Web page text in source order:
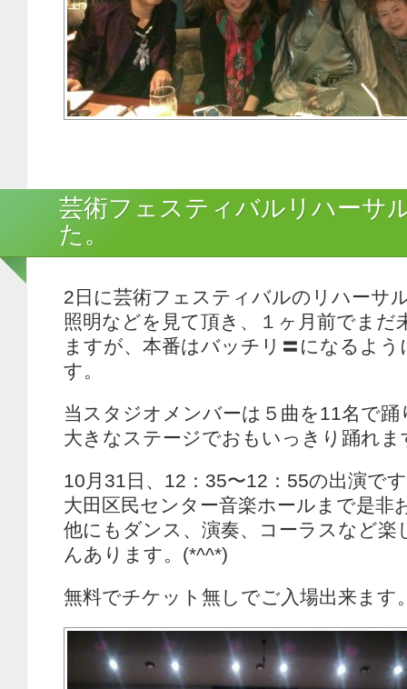
芸術フェスティバルリハーサ
た。
2日に芸術フェスティバルのリハーサ
照明などを見て頂き、１ヶ月前でまだ
ますが、本番はバッチリ〓になるよ
す。
当スタジオメンバーは５曲を11名で踊
大きなステージでおもいっきり踊れま
10月31日、12：35〜12：55の出演で
大田区民センター音楽ホールまで是非
他にもダンス、演奏、コーラスなど楽
んあります。(*^^*)
無料でチケット無しでご入場出来ます